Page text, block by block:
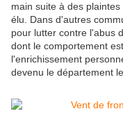
main suite à des
élu. Dans d'autres
pour lutter contre l'abus
dont le comportement
l'enrichissement
devenu le département